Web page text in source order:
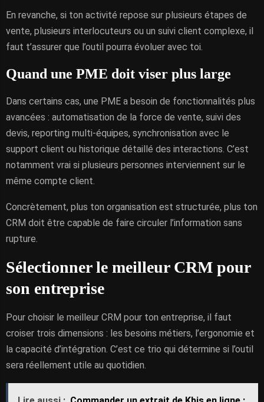
En revanche, si ton activité repose sur plusieurs étapes de
vente, plusieurs interlocuteurs ou un suivi client complexe, il
faut t’assurer que l’outil pourra évoluer avec toi.
Quand une PME doit viser plus large
Dans certains cas, une PME a besoin de fonctionnalités plus
avancées : automatisation de la force de vente, suivi des
devis, reporting multi-équipes, synchronisation avec le
support client ou historique détaillé des interactions. C’est
notamment vrai si plusieurs personnes interviennent sur le
même compte client.
Concrètement, plus ton organisation est structurée, plus ton
CRM doit être capable de faire circuler l’information sans
rupture.
Sélectionner le meilleur CRM pour
son entreprise
Pour choisir le meilleur CRM pour ton entreprise, il faut
croiser trois dimensions : les besoins métiers, l’ergonomie et
la capacité d’intégration. C’est ce trio qui détermine si l’outil
sera réellement utile au quotidien.